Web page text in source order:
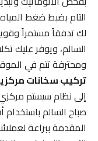
التام بضبط ضغط المياه
لك تدفقاً مستمراً وقوياً
السالم، ويوفر عليك
ومحترفة تتم في الموقع.
تركيب سخانات مركزية
إلى نظام سيستم
صباح السالم باستخدام
المقدمة ببراعة